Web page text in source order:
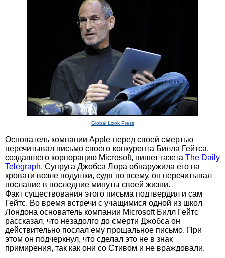
Global Look Press
Основатель компании Apple перед своей смертью
перечитывал письмо своего конкурента Билла Гейтса,
создавшего корпорацию Microsoft, пишет газета The Daily
Telegraph. Супруга Джобса Лора обнаружила его на
кровати возле подушки, судя по всему, он перечитывал
послание в последние минуты своей жизни.
Факт существования этого письма подтвердил и сам
Гейтс. Во время встречи с учащимися одной из школ
Лондона основатель компании Microsoft Билл Гейтс
рассказал, что незадолго до смерти Джобса он
действительно послал ему прощальное письмо. При
этом он подчеркнул, что сделал это не в знак
примирения, так как они со Стивом и не враждовали.